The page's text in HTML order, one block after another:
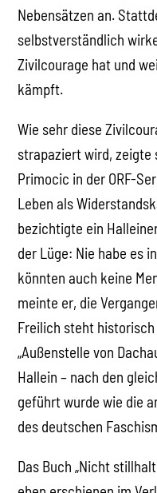
Nebensätzen an.
selbstverständlich
Zivilcourage hat und
kämpft.
Wie sehr diese
strapaziert wird, zeigte
Primocic in der ORF-
Leben als
bezichtigte ein
der Lüge: Nie habe es
könnten auch keine
meinte er, die
Freilich steht
„Außenstelle von
Hallein – nach den
geführt wurde wie die
des deutschen
Das Buch „Nicht